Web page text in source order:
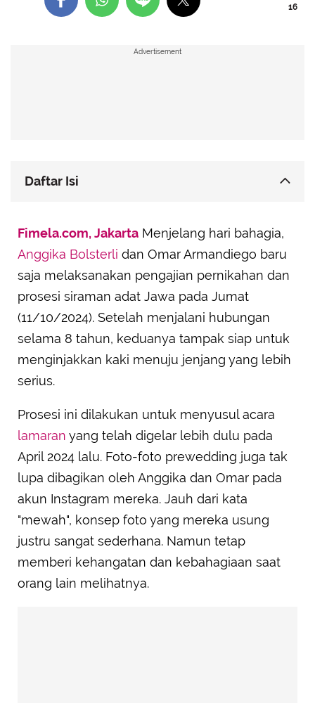
16
Advertisement
Daftar Isi
Pernikahan yang Penuh dengan Tawa
Siap Arungi Bahtera Rumah Tangga
Hubungan yang Menyenangkan
Tak Meninggalkan Tradisi dan Adat
Fimela.com, Jakarta Menjelang hari bahagia,
Anggika Bolsterli dan Omar Armandiego baru
saja melaksanakan pengajian pernikahan dan
prosesi siraman adat Jawa pada Jumat
(11/10/2024). Setelah menjalani hubungan
selama 8 tahun, keduanya tampak siap untuk
menginjakkan kaki menuju jenjang yang lebih
serius.
Prosesi ini dilakukan untuk menyusul acara
lamaran yang telah digelar lebih dulu pada
April 2024 lalu. Foto-foto prewedding juga tak
lupa dibagikan oleh Anggika dan Omar pada
akun Instagram mereka. Jauh dari kata
"mewah", konsep foto yang mereka usung
justru sangat sederhana. Namun tetap
memberi kehangatan dan kebahagiaan saat
orang lain melihatnya.